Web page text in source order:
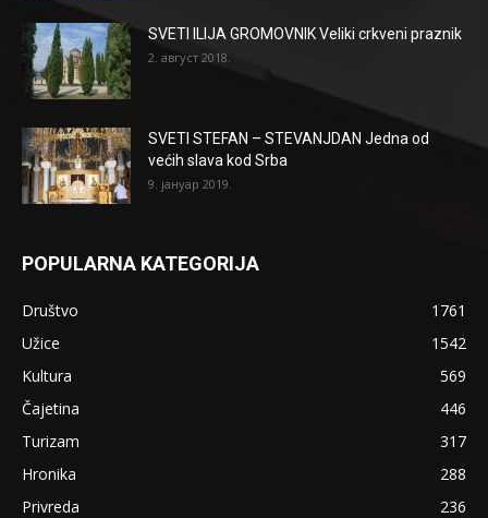
SVETI ILIJA GROMOVNIK Veliki crkveni praznik
2. август 2018.
SVETI STEFAN – STEVANJDAN Jedna od
većih slava kod Srba
9. јануар 2019.
POPULARNA KATEGORIJA
Društvo
1761
Užice
1542
Kultura
569
Čajetina
446
Turizam
317
Hronika
288
Privreda
236